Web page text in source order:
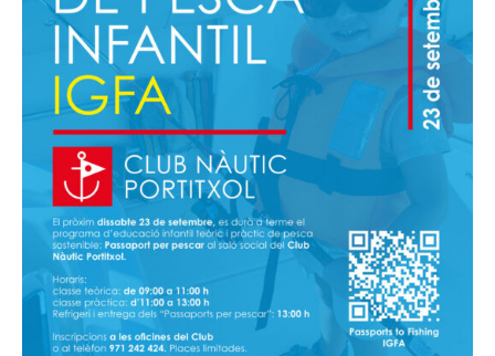
Contacto
Recomendaciones para
disfrutar del eclipse solar con
seguridad
Agosto vuelve a vestir de fiesta
al Club Nàutic Portitxol
Nunca es tarde para aprender a
navegar. Inscríbete en la